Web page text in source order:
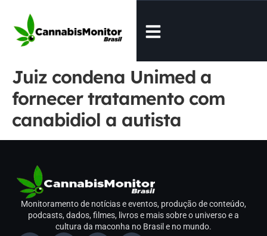
Juiz condena Unimed a
fornecer tratamento com
canabidiol a autista
Monitoramento de notícias e eventos, produção de conteúdo,
podcasts, dados, filmes, livros e mais sobre o universo e a
cultura da maconha no Brasil e no mundo.